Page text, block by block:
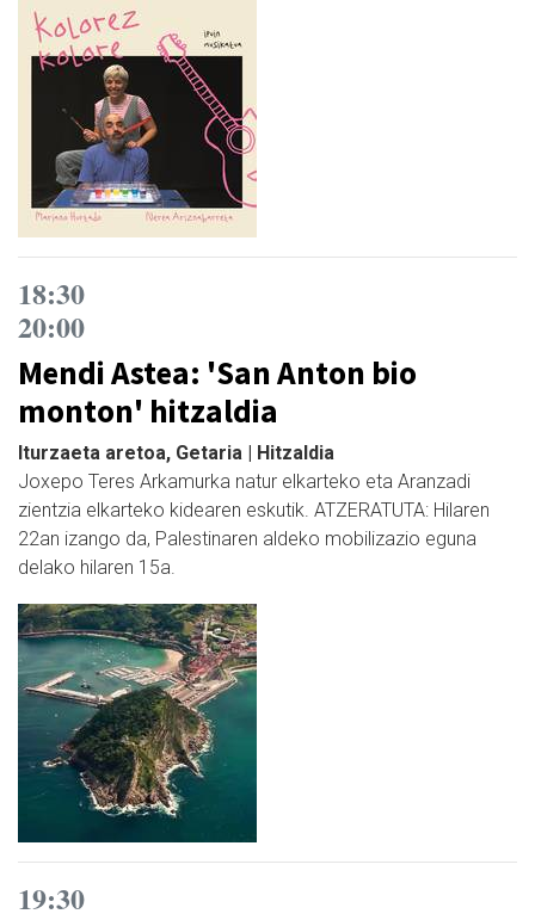
18:30
20:00
Mendi Astea: 'San Anton bio
monton' hitzaldia
Iturzaeta aretoa, Getaria | Hitzaldia
Joxepo Teres Arkamurka natur elkarteko eta Aranzadi
zientzia elkarteko kidearen eskutik. ATZERATUTA: Hilaren
22an izango da, Palestinaren aldeko mobilizazio eguna
delako hilaren 15a.
19:30